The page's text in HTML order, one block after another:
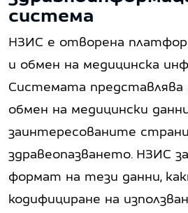
система
НЗИС е отворена
и обмен на медицинска
Системата представлява
обмен на медицински
заинтересованите
здравеопазването. НЗИС
формат на тези данни,
кодифициране на